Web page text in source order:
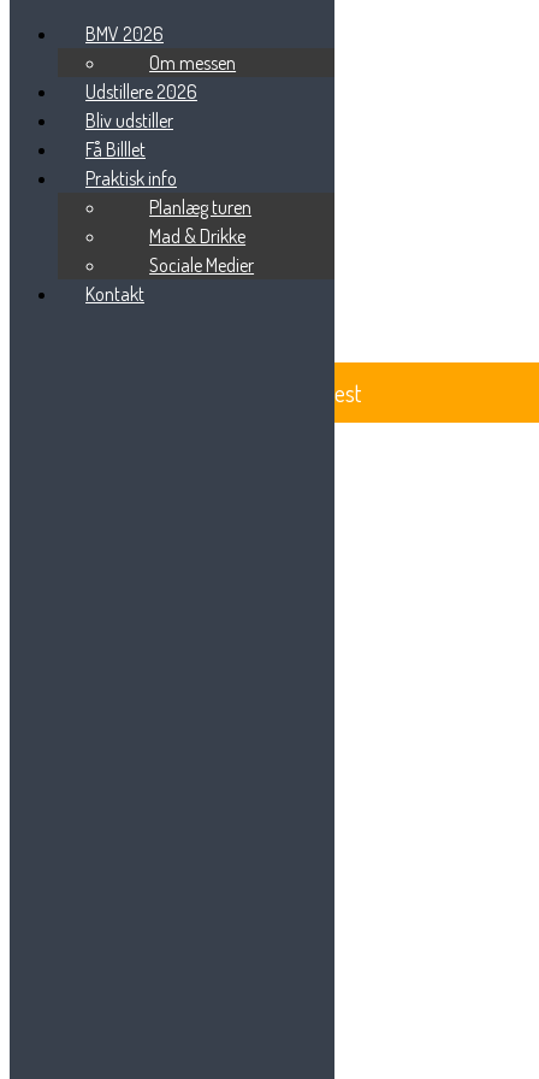
BILLEDER 2017
Beauty Messe Vest
Vestre Ringvej 101
7000 Fredericia
Tlf: 75 85 88 57
Email:info@beautymessevest.dk
BeautyMesse Vest
BMV 2026
Om messen
Udstillere 2026
Bliv udstiller
Få Billlet
Praktisk info
Planlæg turen
Mad & Drikke
Sociale Medier
Kontakt